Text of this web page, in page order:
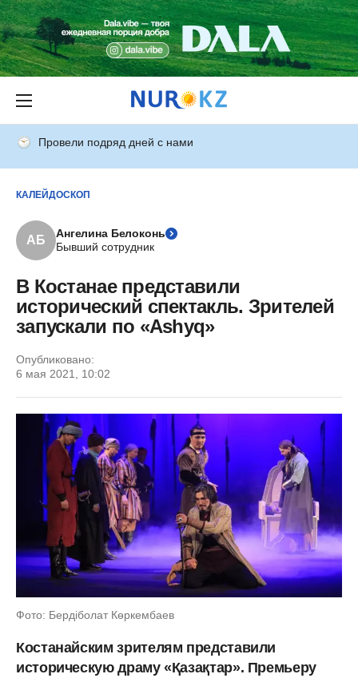
Провели подряд дней с нами
КАЛЕЙДОСКОП
АБ
Ангелина Белоконь
Бывший сотрудник
В Костанае представили
исторический спектакль. Зрителей
запускали по «Аshyq»
Опубликовано:
6 мая 2021, 10:02
Фото: Бердіболат Көркембаев
Костанайским зрителям представили
историческую драму «Қазақтар». Премьеру